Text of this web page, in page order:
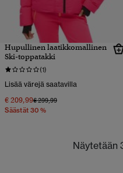
Hupullinen laatikkomallinen
Ski-toppatakki
(1)
Lisää värejä saatavilla
€ 209,99Hinta alennettu hinnasta
€ 299,99hintaan
Säästät 30 %
Näytetään